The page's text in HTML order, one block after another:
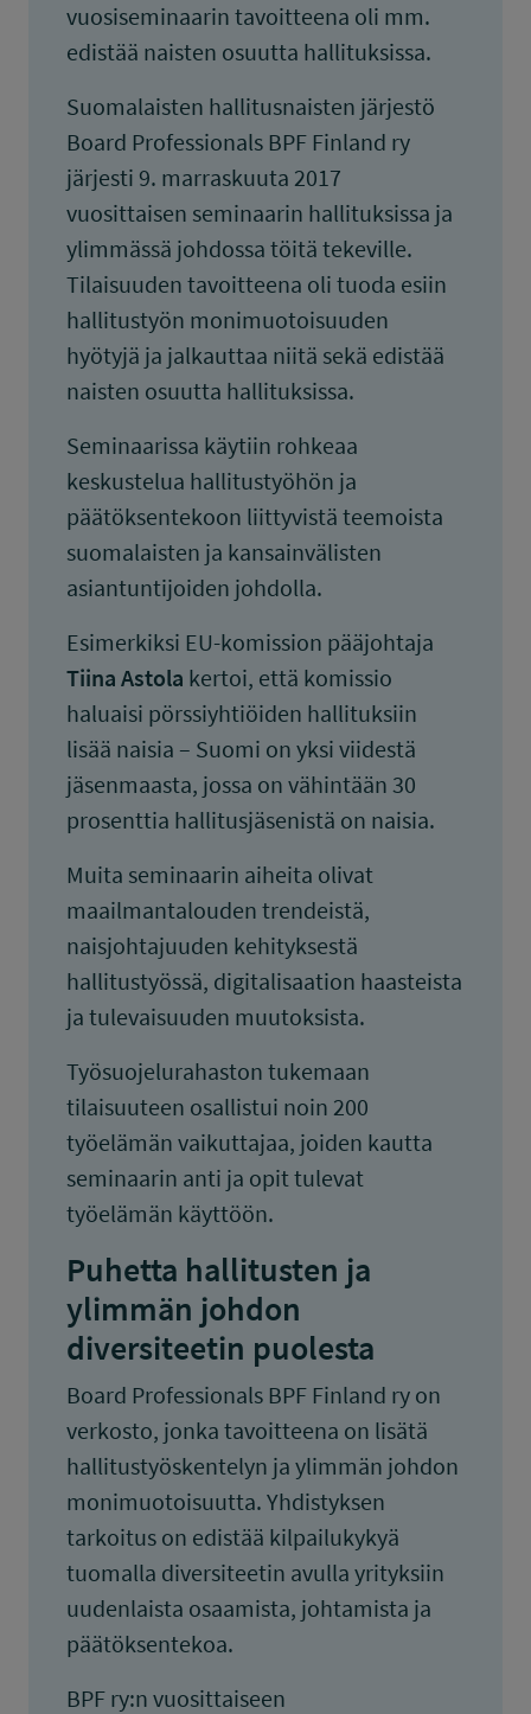
vuosiseminaarin tavoitteena oli mm.
edistää naisten osuutta hallituksissa.
Suomalaisten hallitusnaisten järjestö
Board Professionals BPF Finland ry
järjesti 9. marraskuuta 2017
vuosittaisen seminaarin hallituksissa ja
ylimmässä johdossa töitä tekeville.
Tilaisuuden tavoitteena oli tuoda esiin
hallitustyön monimuotoisuuden
hyötyjä ja jalkauttaa niitä sekä edistää
naisten osuutta hallituksissa.
Seminaarissa käytiin rohkeaa
keskustelua hallitustyöhön ja
päätöksentekoon liittyvistä teemoista
suomalaisten ja kansainvälisten
asiantuntijoiden johdolla.
Esimerkiksi EU-komission pääjohtaja
Tiina Astola kertoi, että komissio
haluaisi pörssiyhtiöiden hallituksiin
lisää naisia – Suomi on yksi viidestä
jäsenmaasta, jossa on vähintään 30
prosenttia hallitusjäsenistä on naisia.
Muita seminaarin aiheita olivat
maailmantalouden trendeistä,
naisjohtajuuden kehityksestä
hallitustyössä, digitalisaation haasteista
ja tulevaisuuden muutoksista.
Työsuojelurahaston tukemaan
tilaisuuteen osallistui noin 200
työelämän vaikuttajaa, joiden kautta
seminaarin anti ja opit tulevat
työelämän käyttöön.
Puhetta hallitusten ja
ylimmän johdon
diversiteetin puolesta
Board Professionals BPF Finland ry on
verkosto, jonka tavoitteena on lisätä
hallitustyöskentelyn ja ylimmän johdon
monimuotoisuutta. Yhdistyksen
tarkoitus on edistää kilpailukykyä
tuomalla diversiteetin avulla yrityksiin
uudenlaista osaamista, johtamista ja
päätöksentekoa.
BPF ry:n vuosittaiseen